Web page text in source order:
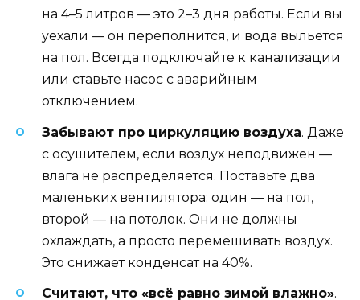
на 4–5 литров — это 2–3 дня работы. Если вы
уехали — он переполнится, и вода выльётся
на пол. Всегда подключайте к канализации
или ставьте насос с аварийным
отключением.
Забывают про циркуляцию воздуха. Даже
с осушителем, если воздух неподвижен —
влага не распределяется. Поставьте два
маленьких вентилятора: один — на пол,
второй — на потолок. Они не должны
охлаждать, а просто перемешивать воздух.
Это снижает конденсат на 40%.
Считают, что «всё равно зимой влажно».